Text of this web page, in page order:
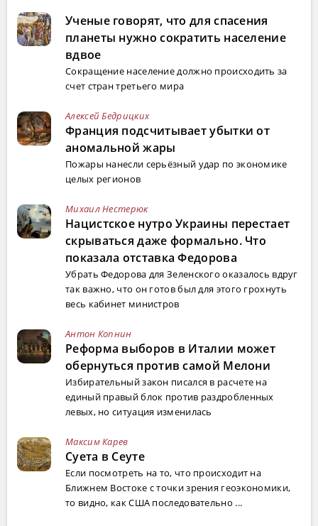
Ученые говорят, что для спасения
планеты нужно сократить население
вдвое
Сокращение население должно происходить за
счет стран третьего мира
Алексей Бедрицких
Франция подсчитывает убытки от
аномальной жары
Пожары нанесли серьёзный удар по экономике
целых регионов
Михаил Нестерюк
Нацистское нутро Украины перестает
скрываться даже формально. Что
показала отставка Федорова
Убрать Федорова для Зеленского оказалось вдруг
так важно, что он готов был для этого грохнуть
весь кабинет министров
Антон Копнин
Реформа выборов в Италии может
обернуться против самой Мелони
Избирательный закон писался в расчете на
единый правый блок против раздробленных
левых, но ситуация изменилась
Максим Карев
Суета в Сеуте
Если посмотреть на то, что происходит на
Ближнем Востоке с точки зрения геоэкономики,
то видно, как США последовательно ...